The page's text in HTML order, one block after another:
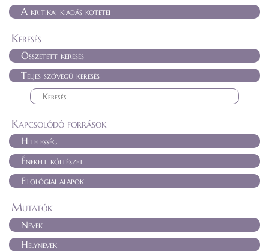
A kritikai kiadás kötetei
Keresés
Összetett keresés
Teljes szövegű keresés
Kapcsolódó források
Hitelesség
Énekelt költészet
Filológiai alapok
Mutatók
Nevek
Helynevek